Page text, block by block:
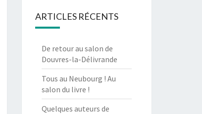
ARTICLES RÉCENTS
De retour au salon de
Douvres-la-Délivrande
Tous au Neubourg ! Au
salon du livre !
Quelques auteurs de